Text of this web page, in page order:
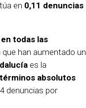
en 0,11 denuncias
todas las
que han aumentado un
es la
absolutos
denuncias por